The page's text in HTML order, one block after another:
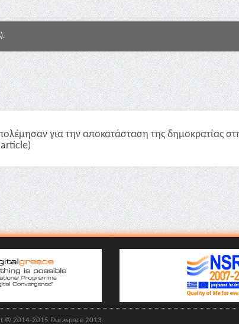
για την αποκατάσταση της δημοκρατίας
© 2014-2015 Duraspace 2013